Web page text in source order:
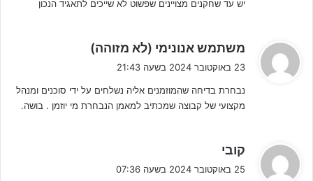
המחצית הראשונה התנהלה ברובה עם שליטה של הבחורים בכחול לבן,
אך ניכרת העובדה כי ההגנה המונטנגרית הסתגרה בהתקפות שלנו ולא
אפשרה לנבחרת ליצור מצבי בעיטה. 0-0 לאחר 45 דקות ראשונות,
בתקווה לשערים במחצית השנייה.
יש עד שחקנים מצויינים שפשוט לא שייכים לתאגיד הנכון
משתמש אנונימי (לא מזוהה)
ב
23 באוקטובר 2024 בשעה 21:43
נבחרת בדיחה שהמוזמנים אליה נשלחים על ידי סוכנים ומנהל
מקצועי של קבוצה שמכתיב למאמן הנבחרת מי יוזמן . בושה.
קובי
25 באוקטובר 2024 בשעה 07:36